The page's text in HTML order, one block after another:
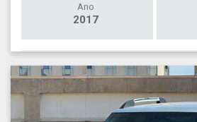
Ano
2017